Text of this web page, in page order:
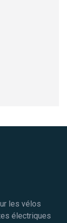
les vélos
électriques